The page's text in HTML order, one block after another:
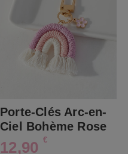
Porte-Clés Arc-en-
Ciel Bohème Rose
12,90 €